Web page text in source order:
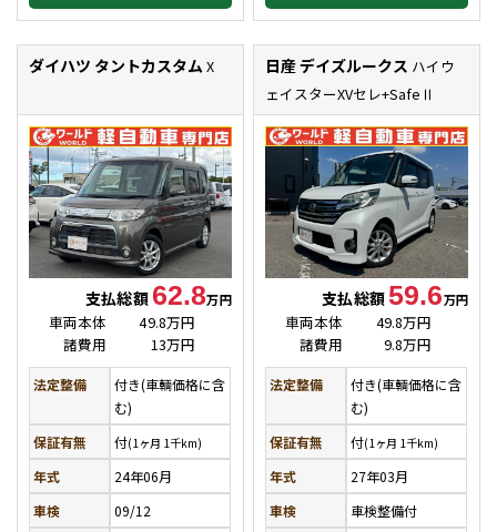
ダイハツ タントカスタムX
支払総額 62.8万円
車両本体
49.8万円
諸費用
13万円
法定整備
付き(車輌価格に含
む)
保証有無
付(1ヶ月 1千km)
年式
24年06月
車検
09/12
日産 デイズルークス ハイウ
ェイスターXVセレ+SafeⅡ
支払総額59.6万円
車両本体
49.8万円
諸費用
9.8万円
法定整備
付き(車輌価格に含
む)
保証有無
付(1ヶ月 1千km)
年式
27年03月
車検
車検整備付